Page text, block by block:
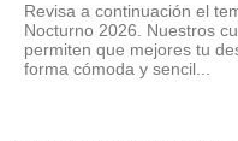
Revisa a continuación el
Nocturno 2026. Nuestros
permiten que mejores tu
forma cómoda y sencil...